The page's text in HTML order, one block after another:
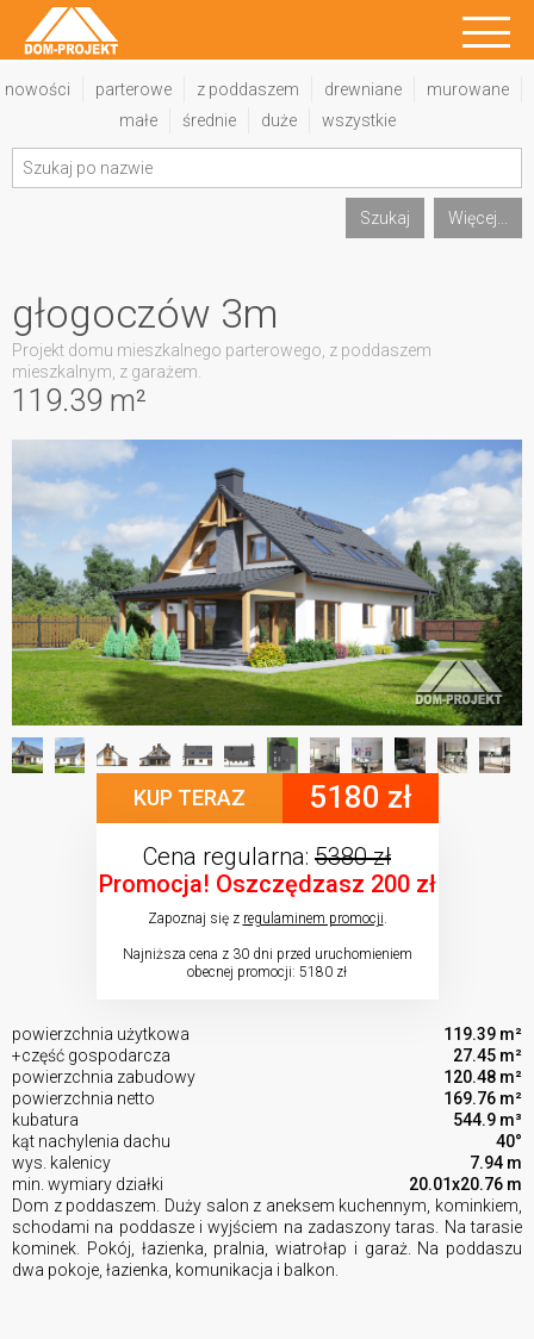
nowości parterowe z poddaszem drewniane
murowane
małe
średnie duże wszystkie
Szukaj Więcej...
119.39 m²
głogoczów 3m
Projekt domu mieszkalnego parterowego, z poddaszem
mieszkalnym, z garażem.
KUP TERAZ 5180 zł
Cena regularna: 5380 zł
Promocja! Oszczędzasz 200 zł
Zapoznaj się z regulaminem promocji
Najniższa cena z 30 dni przed uruchomieniem
obecnej promocji: 5180 zł
powierzchnia użytkowa
119.39 m²
+część gospodarcza
27.45 m²
powierzchnia zabudowy
120.48 m²
powierzchnia netto
169.76 m²
kubatura
544.9 m³
kąt nachylenia dachu
40°
wys. kalenicy
7.94 m
min. wymiary działki
20.01x20.76 m
Dom z poddaszem. Duży salon z aneksem kuchennym, kominkiem,
schodami na poddasze i wyjściem na zadaszony taras. Na tarasie
kominek. Pokój, łazienka, pralnia, wiatrołap i garaż. Na poddaszu
dwa pokoje, łazienka, komunikacja i balkon.